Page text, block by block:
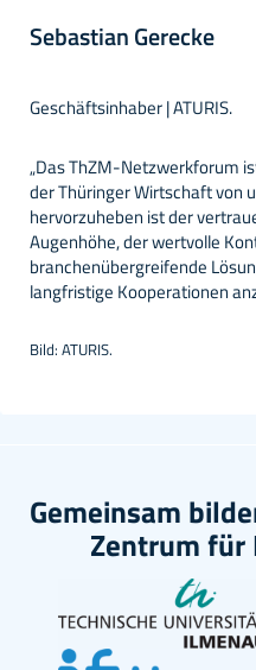
genau diese
Angebot, das
liefert.”
Gemeinsam
Zentrum für